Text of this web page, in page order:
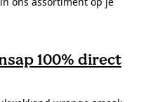
100% direct